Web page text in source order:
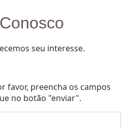
seu interesse.
favor, preencha os campos
no botão "enviar".